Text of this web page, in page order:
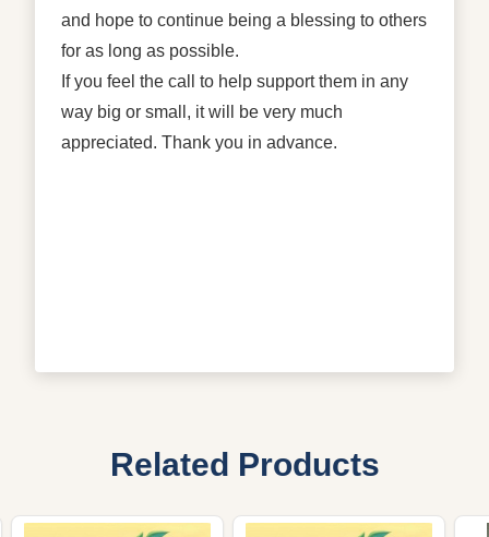
and hope to continue being a blessing to others
for as long as possible.
If you feel the call to help support them in any
way big or small, it will be very much
appreciated. Thank you in advance.
Related Products